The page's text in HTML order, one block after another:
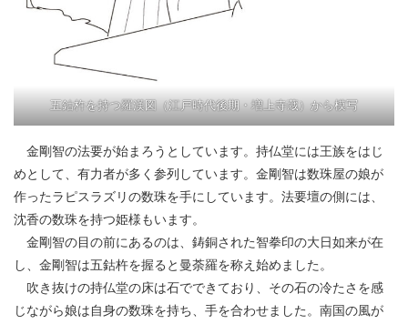
五鈷杵を持つ羅漢図（江戸時代後期・増上寺蔵）から模写
金剛智の法要が始まろうとしています。持仏堂には王族をはじ
めとして、有力者が多く参列しています。金剛智は数珠屋の娘が
作ったラピスラズリの数珠を手にしています。法要壇の側には、
沈香の数珠を持つ姫様もいます。
金剛智の目の前にあるのは、鋳銅された智拳印の大日如来が在
し、金剛智は五鈷杵を握ると曼荼羅を称え始めました。
吹き抜けの持仏堂の床は石でできており、その石の冷たさを感
じながら娘は自身の数珠を持ち、手を合わせました。南国の風が